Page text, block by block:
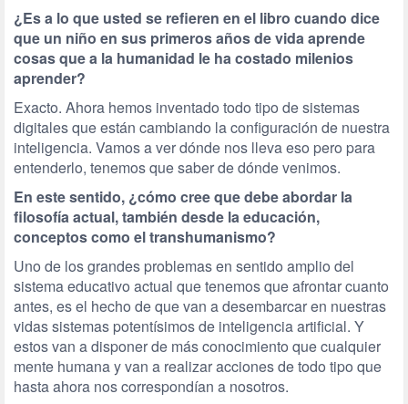
¿Es a lo que usted se refieren en el libro cuando dice
que un niño en sus primeros años de vida aprende
cosas que a la humanidad le ha costado milenios
aprender?
Exacto. Ahora hemos inventado todo tipo de sistemas
digitales que están cambiando la configuración de nuestra
inteligencia. Vamos a ver dónde nos lleva eso pero para
entenderlo, tenemos que saber de dónde venimos.
En este sentido, ¿cómo cree que debe abordar la
filosofía actual, también desde la educación,
conceptos como el transhumanismo?
Uno de los grandes problemas en sentido amplio del
sistema educativo actual que tenemos que afrontar cuanto
antes, es el hecho de que van a desembarcar en nuestras
vidas sistemas potentísimos de inteligencia artificial. Y
estos van a disponer de más conocimiento que cualquier
mente humana y van a realizar acciones de todo tipo que
hasta ahora nos correspondían a nosotros.